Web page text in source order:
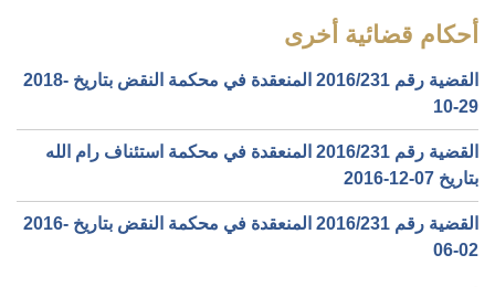
أحكام قضائية أخرى
القضية رقم ‎231‏/‎2016‏ المنعقدة في محكمة النقض بتاريخ ‎2018-
10-29‏
القضية رقم ‎231‏/‎2016‏ المنعقدة في محكمة استئناف رام الله
بتاريخ ‎2016-12-07‏
القضية رقم ‎231‏/‎2016‏ المنعقدة في محكمة النقض بتاريخ ‎2016-
06-02‏